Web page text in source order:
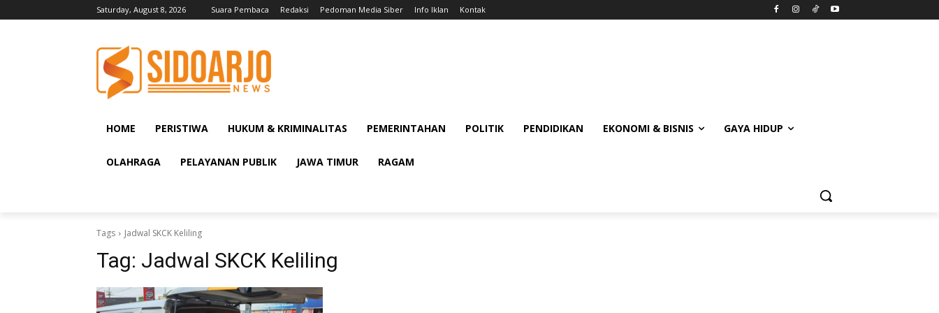
Saturday, August 8, 2026 Suara Pembaca Redaksi Pedoman Media Siber Info Iklan Kontak
HOME PERISTIWA HUKUM & KRIMINALITAS PEMERINTAHAN POLITIK PENDIDIKAN EKONOMI & BISNIS GAYA HIDUP
OLAHRAGA PELAYANAN PUBLIK JAWA TIMUR RAGAM
Tags Jadwal SKCK Keliling
Tag: Jadwal SKCK Keliling